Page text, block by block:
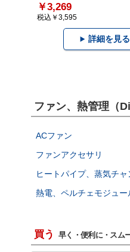
￥3,269
税込￥3,595
詳細を見る
ファン、熱管理（
ACファン
ファンアクセサリ
ヒートパイプ、蒸気チャ
熱電、ペルチェモジュー
買う 早く・便利に・スム